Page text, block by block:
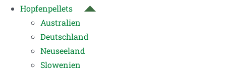
Hopfenpellets
Australien
Deutschland
Neuseeland
Slowenien